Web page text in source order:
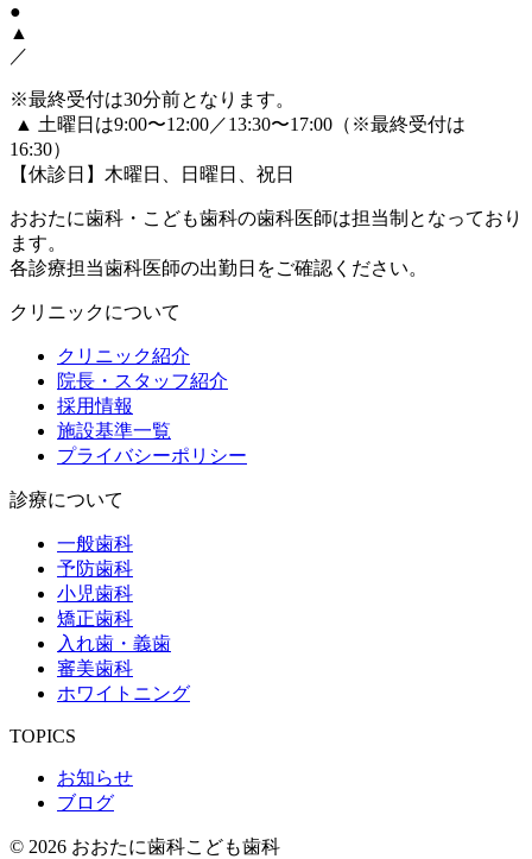
●
▲
／
※最終受付は30分前となります。
▲ 土曜日は9:00〜12:00／13:30〜17:00（※最終受付は
16:30）
【休診日】木曜日、日曜日、祝日
おおたに歯科・こども歯科の歯科医師は担当制となっており
ます。
各診療担当歯科医師の出勤日をご確認ください。
クリニックについて
クリニック紹介
院長・スタッフ紹介
採用情報
施設基準一覧
プライバシーポリシー
診療について
一般歯科
予防歯科
小児歯科
矯正歯科
入れ歯・義歯
審美歯科
ホワイトニング
TOPICS
お知らせ
ブログ
© 2026 おおたに歯科こども歯科